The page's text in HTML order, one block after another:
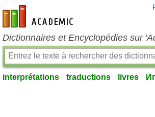
fr-academic.com
Dictionnaires et Encyclopédies sur
interprétations traductions livres